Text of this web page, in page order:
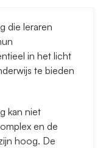
die leraren
in het licht
te bieden
kan niet
en de
hoog. De